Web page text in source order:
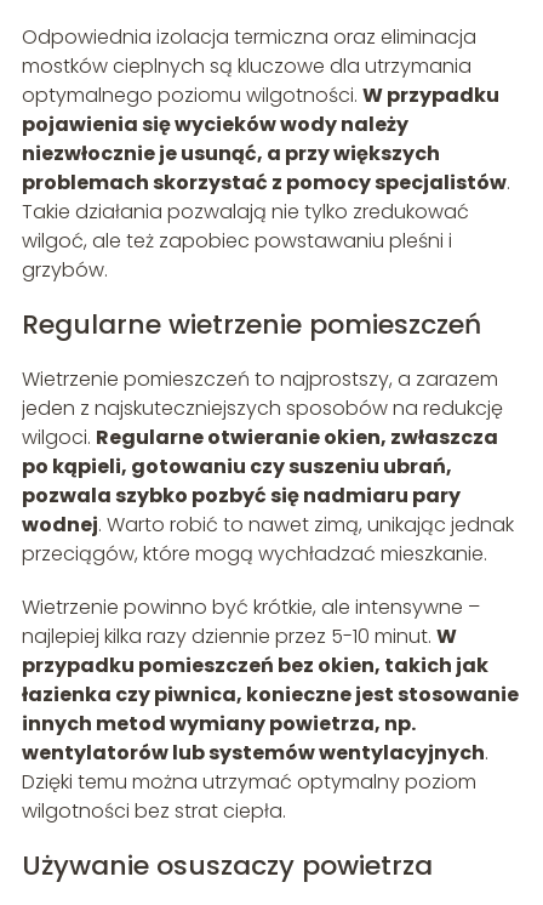
Odpowiednia izolacja termiczna oraz eliminacja
mostków cieplnych są kluczowe dla utrzymania
optymalnego poziomu wilgotności. W przypadku
pojawienia się wycieków wody należy
niezwłocznie je usunąć, a przy większych
problemach skorzystać z pomocy specjalistów.
Takie działania pozwalają nie tylko zredukować
wilgoć, ale też zapobiec powstawaniu pleśni i
grzybów.
Regularne wietrzenie pomieszczeń
Wietrzenie pomieszczeń to najprostszy, a zarazem
jeden z najskuteczniejszych sposobów na redukcję
wilgoci. Regularne otwieranie okien, zwłaszcza
po kąpieli, gotowaniu czy suszeniu ubrań,
pozwala szybko pozbyć się nadmiaru pary
wodnej. Warto robić to nawet zimą, unikając jednak
przeciągów, które mogą wychładzać mieszkanie.
Wietrzenie powinno być krótkie, ale intensywne –
najlepiej kilka razy dziennie przez 5-10 minut. W
przypadku pomieszczeń bez okien, takich jak
łazienka czy piwnica, konieczne jest stosowanie
innych metod wymiany powietrza, np.
wentylatorów lub systemów wentylacyjnych.
Dzięki temu można utrzymać optymalny poziom
wilgotności bez strat ciepła.
Używanie osuszaczy powietrza